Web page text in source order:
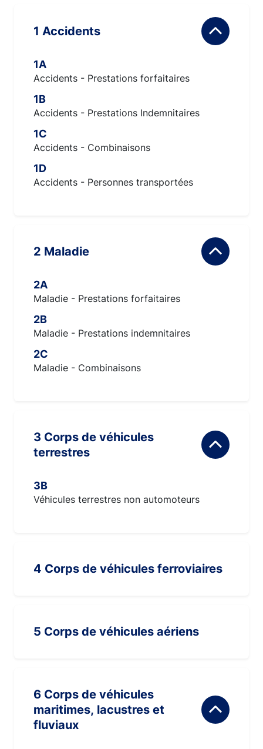
1 Accidents
1A
Accidents - Prestations forfaitaires
1B
Accidents - Prestations Indemnitaires
1C
Accidents - Combinaisons
1D
Accidents - Personnes transportées
2 Maladie
2A
Maladie - Prestations forfaitaires
2B
Maladie - Prestations indemnitaires
2C
Maladie - Combinaisons
3 Corps de véhicules
terrestres
3B
Véhicules terrestres non automoteurs
4 Corps de véhicules ferroviaires
5 Corps de véhicules aériens
6 Corps de véhicules
maritimes, lacustres et
fluviaux